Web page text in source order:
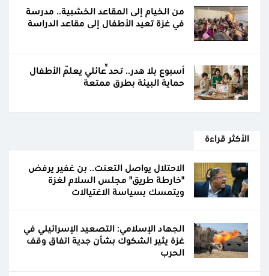
من الخيام إلى المقاعد الخشبية.. مدرسة
في غزة تعيد الأطفال إلى مقاعد الدراسة
أسبوع بلا هدر.. تحدٍّ عائلي يعلّم الأطفال
حماية البيئة بطرق ممتعة
الأكثر قراءة
الاحتلال يواصل التعنت.. بن غفير يرفض
"خارطة طريق" مجلس السلام لغزة
ويتمسك بسياسة الاغتيالات
الجهاد الإسلامي: التصعيد الإسرائيلي في
غزة يثير الشكوك بشأن جدية اتفاق وقف
الحرب